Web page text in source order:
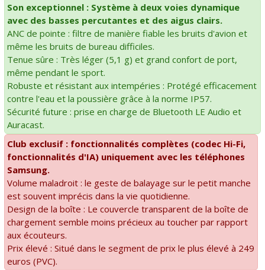
Son exceptionnel : Système à deux voies dynamique
avec des basses percutantes et des aigus clairs.
ANC de pointe : filtre de manière fiable les bruits d'avion et
même les bruits de bureau difficiles.
Tenue sûre : Très léger (5,1 g) et grand confort de port,
même pendant le sport.
Robuste et résistant aux intempéries : Protégé efficacement
contre l'eau et la poussière grâce à la norme IP57.
Sécurité future : prise en charge de Bluetooth LE Audio et
Auracast.
Club exclusif : fonctionnalités complètes (codec Hi-Fi,
fonctionnalités d'IA) uniquement avec les téléphones
Samsung.
Volume maladroit : le geste de balayage sur le petit manche
est souvent imprécis dans la vie quotidienne.
Design de la boîte : Le couvercle transparent de la boîte de
chargement semble moins précieux au toucher par rapport
aux écouteurs.
Prix élevé : Situé dans le segment de prix le plus élevé à 249
euros (PVC).